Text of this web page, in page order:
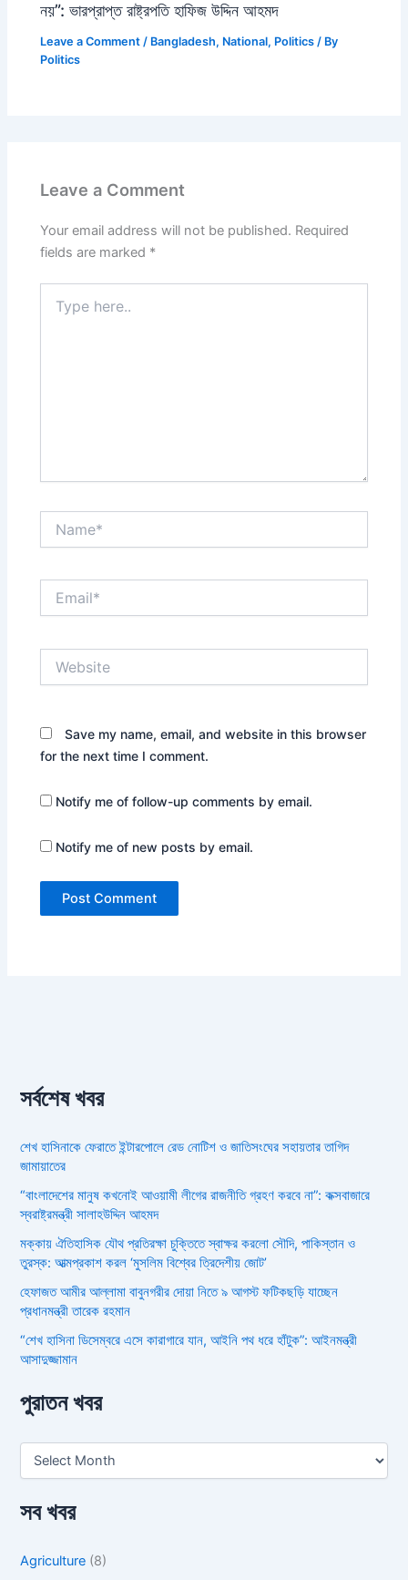
নয়”: ভারপ্রাপ্ত রাষ্ট্রপতি হাফিজ উদ্দিন আহমদ
Leave a Comment / Bangladesh, National, Politics / By
Politics
Leave a Comment
Your email address will not be published. Required
fields are marked *
here..
Save my name, email, and website in this browser
for the next time I comment.
Notify me of follow-up comments by email.
Notify me of new posts by email.
সর্বশেষ খবর
শেখ হাসিনাকে ফেরাতে ইন্টারপোলে রেড নোটিশ ও জাতিসংঘের সহায়তার তাগিদ
জামায়াতের
“বাংলাদেশের মানুষ কখনোই আওয়ামী লীগের রাজনীতি গ্রহণ করবে না”: কক্সবাজারে
স্বরাষ্ট্রমন্ত্রী সালাহউদ্দিন আহমদ
মক্কায় ঐতিহাসিক যৌথ প্রতিরক্ষা চুক্তিতে স্বাক্ষর করলো সৌদি, পাকিস্তান ও
তুরস্ক: আত্মপ্রকাশ করল ‘মুসলিম বিশ্বের ত্রিদেশীয় জোট’
হেফাজত আমীর আল্লামা বাবুনগরীর দোয়া নিতে ৯ আগস্ট ফটিকছড়ি যাচ্ছেন
প্রধানমন্ত্রী তারেক রহমান
“শেখ হাসিনা ডিসেম্বরে এসে কারাগারে যান, আইনি পথ ধরে হাঁটুক”: আইনমন্ত্রী
আসাদুজ্জামান
পুরাতন খবর
সব খবর
Agriculture (8)